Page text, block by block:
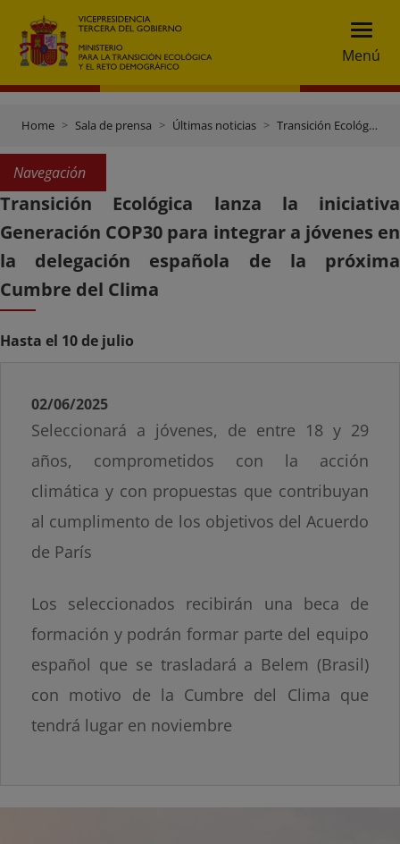
Menú
Home Sala de prensa Últimas noticias Transición Ecológica lanza la iniciativa Generación COP30 para integrar a jóvenes en la delegación española de la próxima Cumbre del Clima
Navegación
Transición Ecológica lanza la iniciativa
Generación COP30 para integrar a jóvenes en
la delegación española de la próxima
Cumbre del Clima
Hasta el 10 de julio
02/06/2025
Seleccionará a jóvenes, de entre 18 y 29
años, comprometidos con la acción
climática y con propuestas que contribuyan
al cumplimento de los objetivos del Acuerdo
de París
Los seleccionados recibirán una beca de
formación y podrán formar parte del equipo
español que se trasladará a Belem (Brasil)
con motivo de la Cumbre del Clima que
tendrá lugar en noviembre